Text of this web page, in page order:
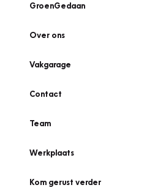
GroenGedaan
Over ons
Vakgarage
Contact
Team
Werkplaats
Kom gerust verder